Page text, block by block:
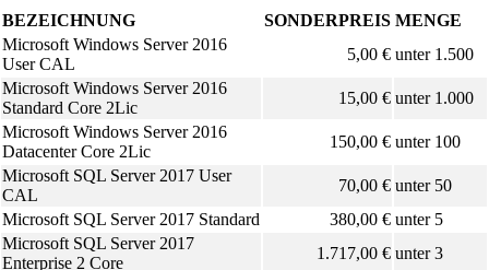
BEZEICHNUNG SONDERPREIS MENGE
Microsoft Windows Server 2016
User CAL
5,00 € unter 1.500
Microsoft Windows Server 2016
Standard Core 2Lic
15,00 € unter 1.000
Microsoft Windows Server 2016
Datacenter Core 2Lic
150,00 € unter 100
Microsoft SQL Server 2017 User
CAL
70,00 € unter 50
Microsoft SQL Server 2017 Standard
380,00 € unter 5
Microsoft SQL Server 2017
Enterprise 2 Core
1.717,00 € unter 3